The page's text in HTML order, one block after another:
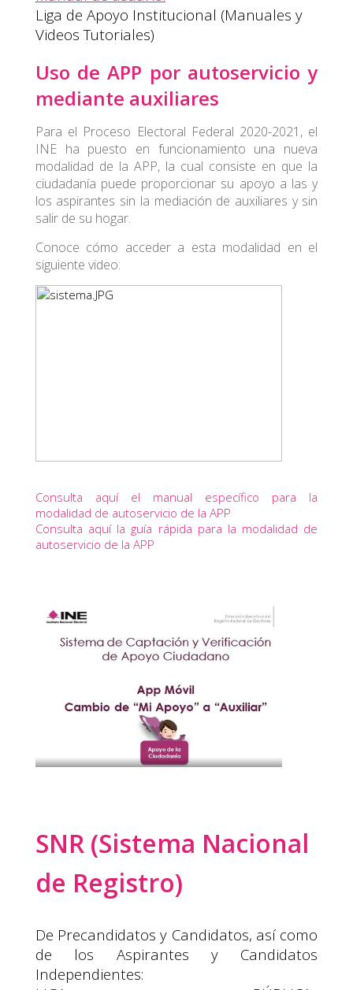
Liga de Apoyo Institucional (Manuales y
Videos Tutoriales)
Uso de APP por autoservicio y
mediante auxiliares
Para el Proceso Electoral Federal 2020-2021, el
INE ha puesto en funcionamiento una nueva
modalidad de la APP, la cual consiste en que la
ciudadanía puede proporcionar su apoyo a las y
los aspirantes sin la mediación de auxiliares y sin
salir de su hogar.
Conoce cómo acceder a esta modalidad en el
siguiente video:
Consulta aquí el manual específico para la
modalidad de autoservicio de la APP
Consulta aquí la guía rápida para la modalidad de
autoservicio de la APP
SNR (Sistema Nacional
de Registro)
De Precandidatos y Candidatos, así como
de los Aspirantes y Candidatos
Independientes: